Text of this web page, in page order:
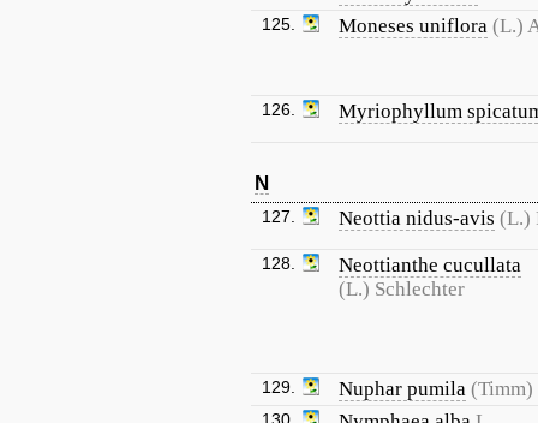
125. Moneses uniflora (L.)
126. Myriophyllum
N
127. Neottia nidus-avis (L.)
128.
Neottianthe cucullata
(L.) Schlechter
129. Nuphar pumila (Timm)